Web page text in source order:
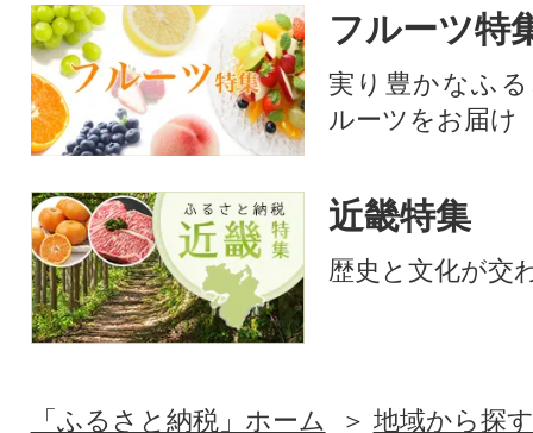
フルーツ特
実り豊かなふ
ルーツをお届け
近畿特集
歴史と文化が交
「ふるさと納税」ホーム 地域から探す